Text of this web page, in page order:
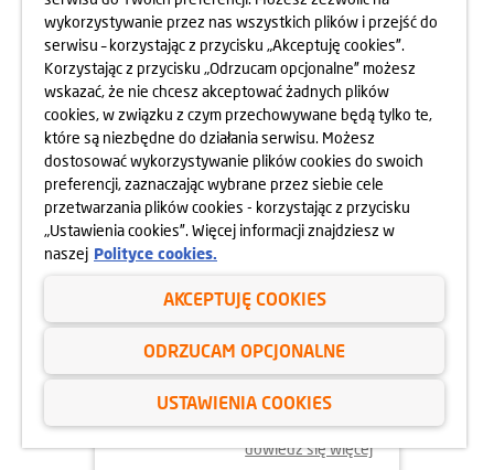
dowiedz się więcej
02.06.2025
ODYSEJA UMYSŁU 2025
dowiedz się więcej
wykorzystywanie przez nas wszystkich plików i przejść do
serwisu – korzystając z przycisku „Akceptuję cookies”.
Korzystając z przycisku „Odrzucam opcjonalne” możesz
wskazać, że nie chcesz akceptować żadnych plików
cookies, w związku z czym przechowywane będą tylko te,
które są niezbędne do działania serwisu. Możesz
dostosować wykorzystywanie plików cookies do swoich
preferencji, zaznaczając wybrane przez siebie cele
przetwarzania plików cookies - korzystając z przycisku
„Ustawienia cookies”. Więcej informacji znajdziesz w
naszej Polityce cookies.
AKCEPTUJĘ COOKIES
ODRZUCAM OPCJONALNE
USTAWIENIA COOKIES